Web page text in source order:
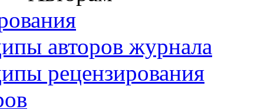
авторов журнала
рецензирования